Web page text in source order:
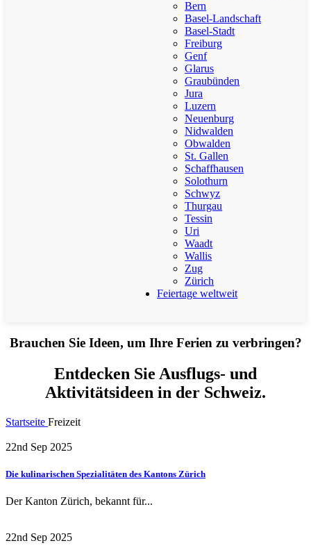
Bern
Basel-Landschaft
Basel-Stadt
Freiburg
Genf
Glarus
Graubünden
Jura
Luzern
Neuenburg
Nidwalden
Obwalden
St. Gallen
Schaffhausen
Solothurn
Schwyz
Thurgau
Tessin
Uri
Waadt
Wallis
Zug
Zürich
Feiertage weltweit
Brauchen Sie Ideen, um Ihre Ferien zu verbringen?
Entdecken Sie Ausflugs- und
Aktivitätsideen in der Schweiz.
Startseite Freizeit
22nd Sep 2025
Die kulinarischen Spezialitäten des Kantons Zürich
Der Kanton Zürich, bekannt für...
22nd Sep 2025